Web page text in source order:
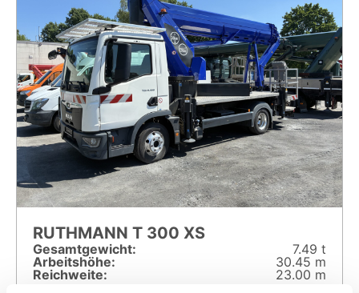
RUTHMANN T 300 XS
Gesamt­gewicht:
7.49 t
Arbeitshöhe:
30.45 m
Reichweite:
23.00 m